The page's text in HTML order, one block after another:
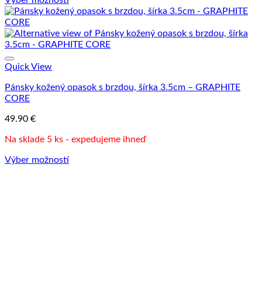
Tento
produkt
má
viacero
variantov.
Možnosti
môžete
vybrať
stránke
Quick View
Pánsky kožený opasok s brzdou, šírka 3.5cm – GRAPHITE
CORE
49.90 €
Na sklade 5 ks - expedujeme ihneď
Výber možností